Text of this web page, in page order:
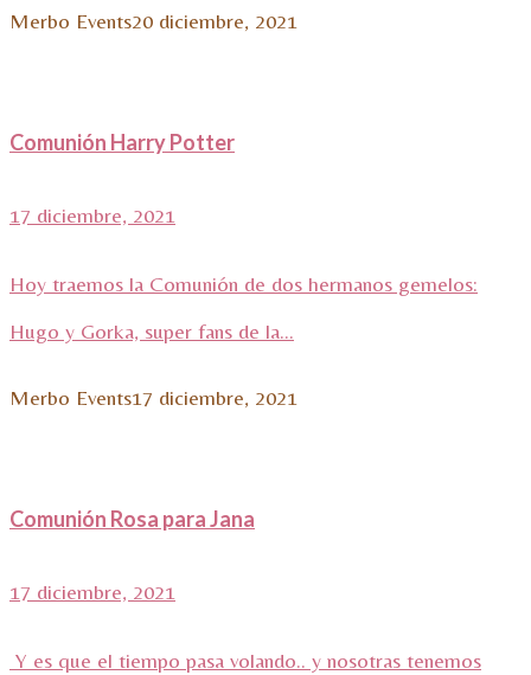
Merbo Events20 diciembre, 2021
Comunión Harry Potter
17 diciembre, 2021
Hoy traemos la Comunión de dos hermanos gemelos:
Hugo y Gorka, super fans de la...
Merbo Events17 diciembre, 2021
Comunión Rosa para Jana
17 diciembre, 2021
Y es que el tiempo pasa volando.. y nosotras tenemos